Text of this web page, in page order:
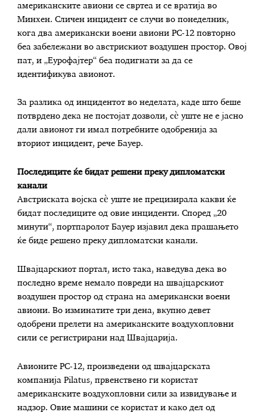
американските авиони се свртеа и се вратија во
Минхен. Сличен инцидент се случи во понеделник,
кога два американски воени авиони PC-12 повторно
беа забележани во австрискиот воздушен простор. Овој
пат, и „Еурофајтер“ беа подигнати за да се
идентификува авионот.
За разлика од инцидентот во неделата, каде што беше
потврдено дека не постојат дозволи, сè уште не е јасно
дали авионот ги имал потребните одобренија за
вториот инцидент, рече Бауер.
Последиците ќе бидат решени преку дипломатски
канали
Австриската војска сè уште не прецизирала какви ќе
бидат последиците од овие инциденти. Според „20
минути“, портпаролот Бауер изјавил дека прашањето
ќе биде решено преку дипломатски канали.
Швајцарскиот портал, исто така, наведува дека во
последно време немало повреди на швајцарскиот
воздушен простор од страна на американски воени
авиони. Во изминатите три дена, вкупно девет
одобрени прелети на американските воздухопловни
сили се регистрирани над Швајцарија.
Авионите PC-12, произведени од швајцарската
компанија Pilatus, првенствено ги користат
американските воздухопловни сили за извидување и
надзор. Овие машини се користат и како дел од